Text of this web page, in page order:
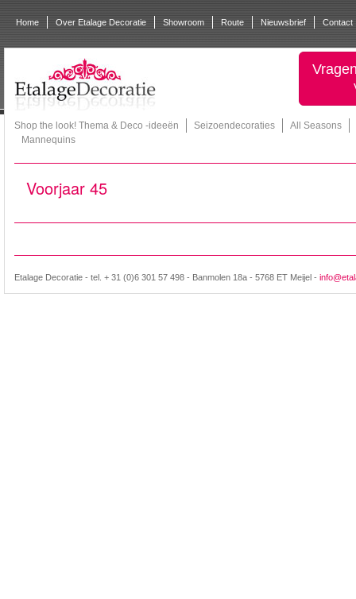
Home Over Etalage Decoratie Showroom Route Nieuwsbrief Contact
Shop the look! Thema & Deco -ideeën Seizoendecoraties
All Seasons
Mannequins
Voorjaar 45
Etalage Decoratie - tel. + 31 (0)6 301 57 498 - Banmolen 18a - 5768 ET Meijel -